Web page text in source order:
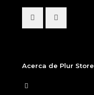
Acerca de Plur Store